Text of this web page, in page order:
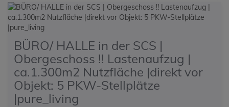
BÜRO/ HALLE in der SCS |
Obergeschoss !! Lastenaufzug |
ca.1.300m2 Nutzfläche |direkt vor
Objekt: 5 PKW-Stellplätze
|pure_living